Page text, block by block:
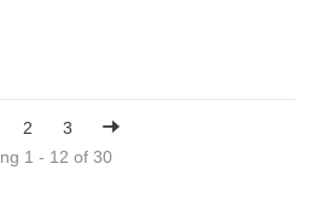
2
3
1 - 12 of 30